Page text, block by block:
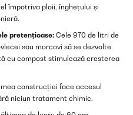
împotriva ploii, înghețului și
pretențioase: Cele 970 de litri de
sau morcovi să se dezvolte
cu compost stimulează creșterea
construcției face accesul
niciun tratament chimic.